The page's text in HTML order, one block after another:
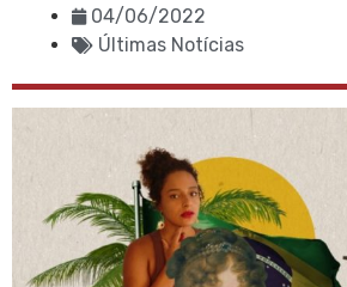
04/06/2022
Últimas Notícias